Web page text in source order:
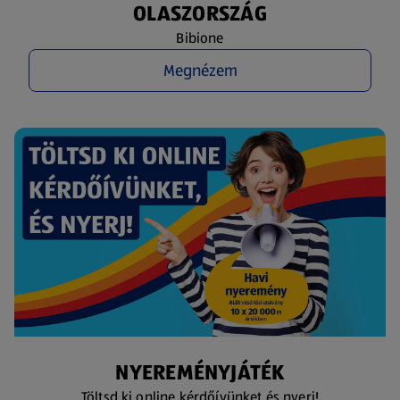
OLASZORSZÁG
Bibione
Megnézem
NYEREMÉNYJÁTÉK